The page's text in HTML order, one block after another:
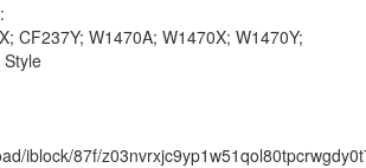
CF237Y; W1470A; W1470X; W1470Y;
iblock/87f/